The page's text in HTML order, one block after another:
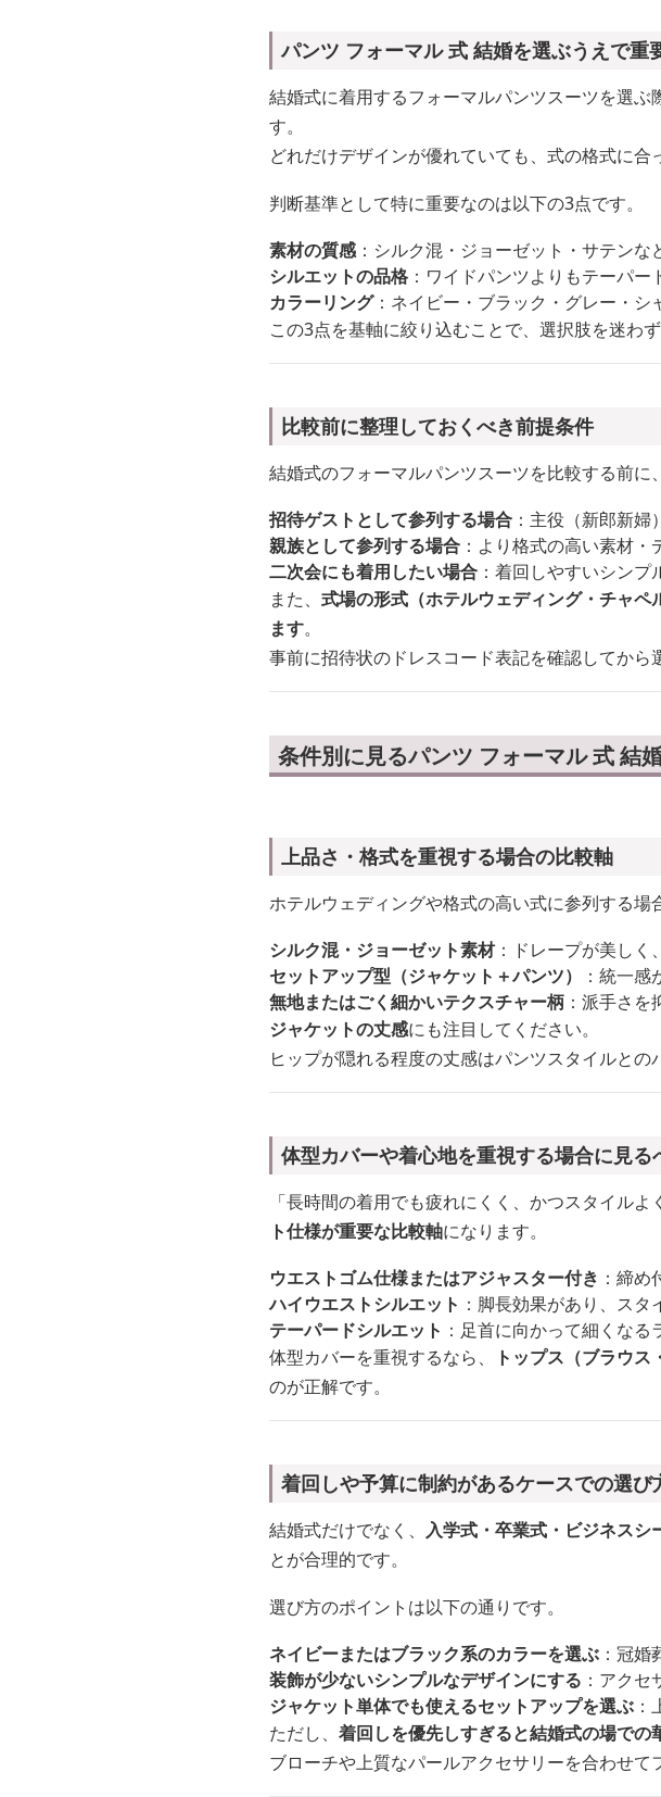
パンツ フォーマル 式 結婚を選ぶうえで重
結婚式に着用するフォーマルパンツスーツを選
す。
どれだけデザインが優れていても、式の格式に合
判断基準として特に重要なのは以下の3点です。
素材の質感：シルク混・ジョーゼット・サテン
シルエットの品格 ：ワイドパンツよりもテーパ
カラーリング：ネイビー・ブラック・グレー・
この3点を基軸に絞り込むことで、選択肢を迷わず
比較前に整理しておくべき前提条件
結婚式のフォーマルパンツスーツを比較する前に、
招待ゲストとして参列する場合 ：主役（新郎新
親族として参列する場合 ：より格式の高い素材
二次会にも着用したい場合 ：着回しやすいシン
また、 式場の形式（ホテルウェディング・チャ
ます。
事前に招待状のドレスコード表記を確認してから
条件別に見るパンツ フォーマル 式 結
上品さ・格式を重視する場合の比較軸
ホテルウェディングや格式の高い式に参列する場
シルク混・ジョーゼット素材：ドレープが美しく
セットアップ型（ジャケット＋パンツ）
：統一
無地またはごく細かいテクスチャー柄 ：派手さ
ジャケットの丈感にも注目してください。
ヒップが隠れる程度の丈感はパンツスタイルとの
体型カバーや着心地を重視する場合に見る
「長時間の着用でも疲れにくく、かつスタイルよ
ト仕様が重要な比較軸になります。
ウエストゴム仕様またはアジャスター付き ：締
ハイウエストシルエット ：脚長効果があり、ス
テーパードシルエット ：足首に向かって細くな
体型カバーを重視するなら、
トップス（ブラウ
のが正解です。
着回しや予算に制約があるケースでの選び
結婚式だけでなく、 入学式・卒業式・ビジネスシ
とが合理的です。
選び方のポイントは以下の通りです。
ネイビーまたはブラック系のカラーを選ぶ ：冠
装飾が少ないシンプルなデザインにする ：アク
ジャケット単体でも使えるセットアップを選ぶ
ただし、 着回しを優先しすぎると結婚式の場での
ブローチや上質なパールアクセサリーを合わせて